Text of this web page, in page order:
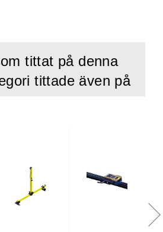
tittat på denna
tittade även på